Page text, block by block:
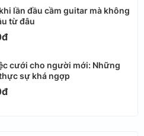
lần đầu cầm guitar mà không
từ đâu
cưới cho người mới: Những
sự khá ngợp